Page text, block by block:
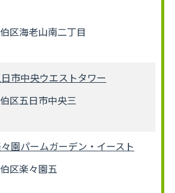
区海老山南二丁目
市中央ウエストタワー
区五日市中央三
園パームガーデン・イースト
区楽々園五